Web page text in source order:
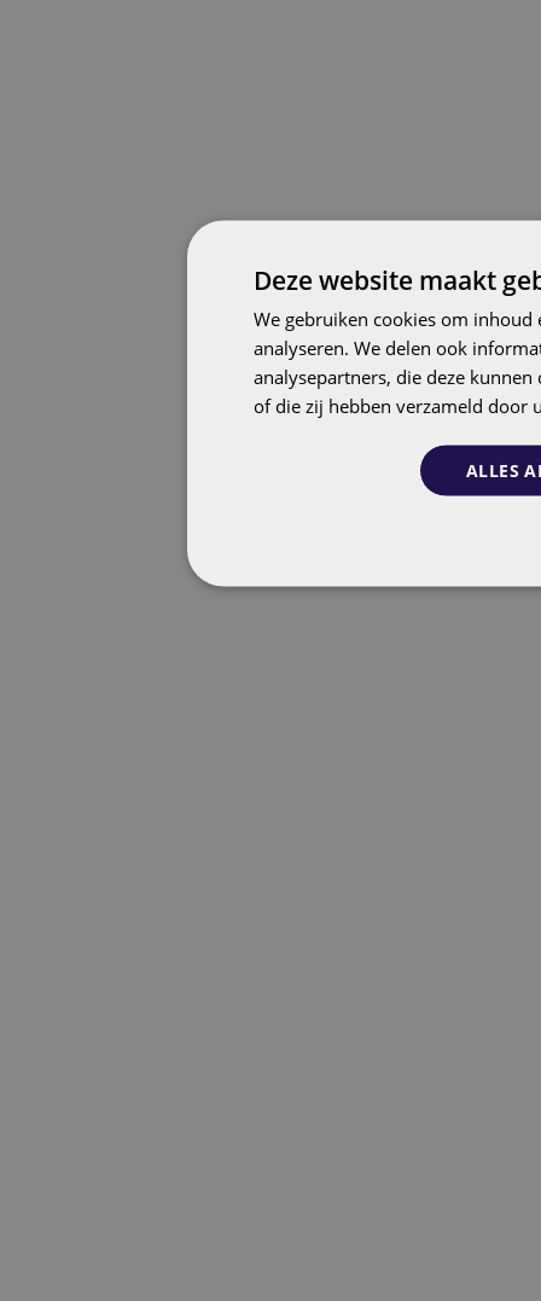
Deze website maakt
We gebruiken cookies om
analyseren. We delen ook
analysepartners, die deze
of die zij hebben verzameld door
ALLES